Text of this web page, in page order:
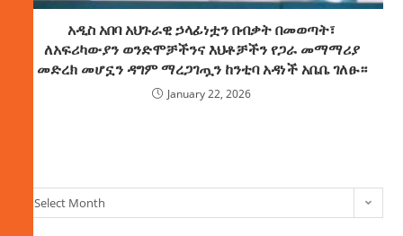
አዲስ አበባ አህጉራዊ ኃላፊነቷን በብቃት በመወጣት፣
ለአፍሪካውያን ወንድሞቻችንና እህቶቻችን የጋራ መማማሪያ
መድረክ መሆኗን ዳግም ማረጋገጧን ከንቲባ አዳነች አቤቤ ገለፁ።
January 22, 2026
Select Month